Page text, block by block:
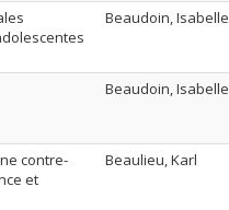
Beaudoin, Isabelle
Beaudoin, Isabelle
contre-
et
Beaulieu, Karl